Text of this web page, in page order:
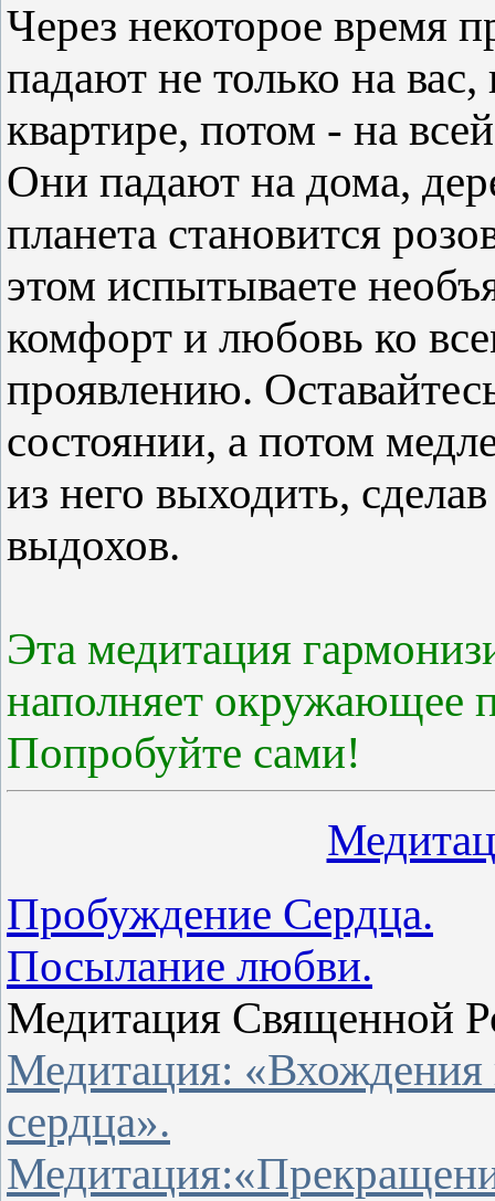
Через некоторое время
падают не только на
квартире, потом - на
Они падают на дома,
планета становится
этом испытываете
комфорт и любовь ко
проявлению.
состоянии, а потом
из него выходить,
выдохов.
Эта медитация
наполняет окружающее
Попробуйте сами!
Пробуждение Сердца.
Посылание любви.
Медитация Священной
Медитация: «Вхождения
сердца».